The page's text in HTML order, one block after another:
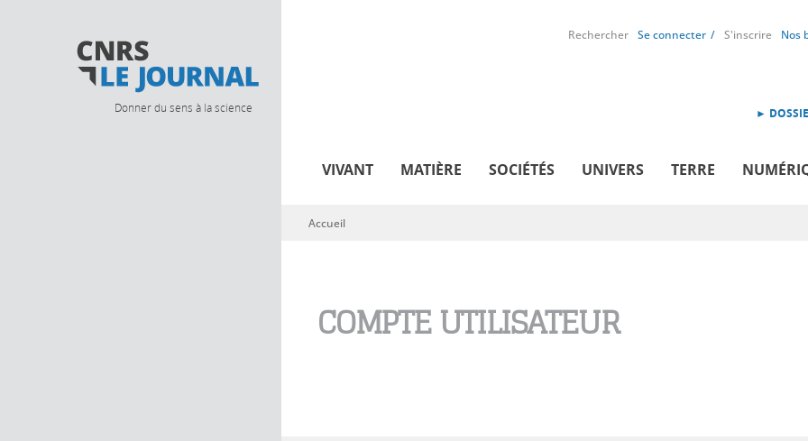
Donner du sens à la science
Rechercher Se connecter S'inscrire Nos
►
VIVANT MATIÈRE SOCIÉTÉS UNIVERS TERRE
Vous êtes ici
Accueil
COMPTE UTILISATEUR